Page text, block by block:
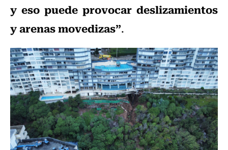
y eso puede provocar deslizamientos
y arenas movedizas”.